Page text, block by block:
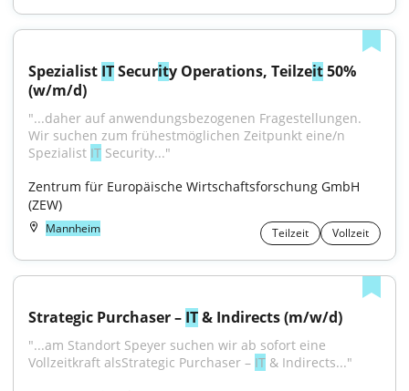
Spezialist IT Security Operations, Teilzeit 50%
(w/m/d)
"...daher auf anwendungsbezogenen Fragestellungen.
Wir suchen zum frühestmöglichen Zeitpunkt eine/n
Spezialist IT Security..."
Zentrum für Europäische Wirtschaftsforschung GmbH
(ZEW)
Mannheim Teilzeit Vollzeit
Strategic Purchaser – IT & Indirects (m/w/d)
"...am Standort Speyer suchen wir ab sofort eine
Vollzeitkraft alsStrategic Purchaser – IT & Indirects..."